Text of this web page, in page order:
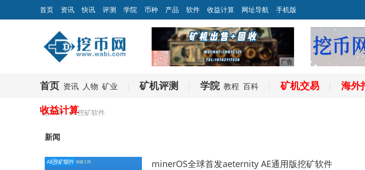
首页 资讯 快讯 评测 学院 币种 产品 软件 收益计算 网址导航 手机版
首页 资讯 人物 矿业 矿机评测 学院 教程 百科 矿机交易 海外
收益计算
挖币网 AE挖矿软件
新闻
AE挖矿软件 minerOS全球首发aeternity AE通用版挖矿软件